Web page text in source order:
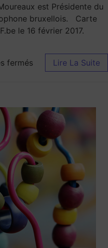
est Présidente du
bruxellois. Carte
le 16 février 2017.
fermés Lire La Suite